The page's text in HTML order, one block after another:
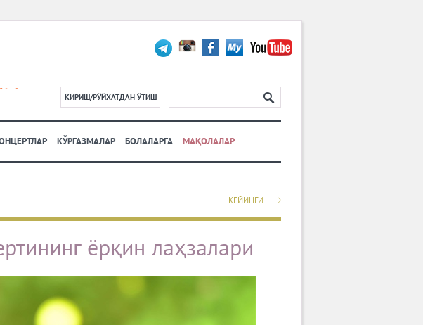
КИРИШ/РЎЙХАТДАН ЎТИШ
КЎРГАЗМАЛАР БОЛАЛАРГА МАҚОЛАЛАР
КЕЙИНГИ
ёрқин лаҳзалари